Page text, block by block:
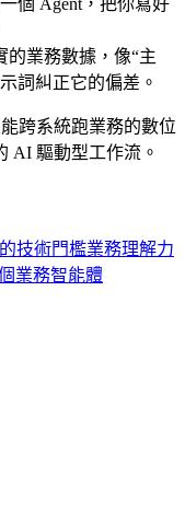
的業務數據，像“主
詞糾正它的偏差。
跨系統跑業務的數位
AI 驅動型工作流。
技術門檻業務理解力
業務智能體